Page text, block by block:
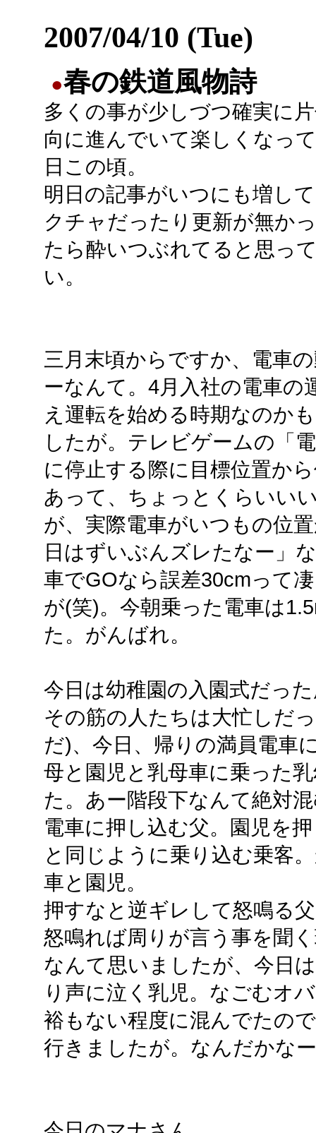
2007/04/10 (Tue)
●春の鉄道風物詩
多くの事が少しづつ確実に
向に進んでいて楽しくなっ
日この頃。
明日の記事がいつにも増し
クチャだったり更新が無か
たら酔いつぶれてると思っ
い。
三月末頃からですか、電車
ーなんて。4月入社の電車の
え運転を始める時期なのか
したが。テレビゲームの「
に停止する際に目標位置か
あって、ちょっとくらいい
が、実際電車がいつもの位
日はずいぶんズレたなー」
車でGOなら誤差30cmって
が(笑)。今朝乗った電車は
た。がんばれ。
今日は幼稚園の入園式だっ
その筋の人たちは大忙しだ
だ)、今日、帰りの満員電車
母と園児と乳母車に乗った
た。あー階段下なんて絶対
電車に押し込む父。園児を
と同じように乗り込む乗客
車と園児。
押すなと逆ギレして怒鳴る
怒鳴れば周りが言う事を聞
なんて思いましたが、今日
り声に泣く乳児。なごむオ
裕もない程度に混んでたの
行きましたが。なんだかな